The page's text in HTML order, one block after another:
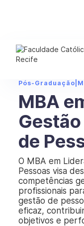
Pós-Graduação
MBA
de
O MBA em
Pessoas visa
competências
profissionais
gestão de
eficaz,
objetivos e